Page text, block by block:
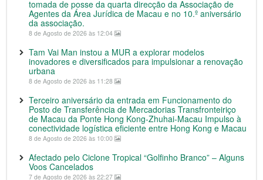
tomada de posse da quarta direcção da Associação de
Agentes da Área Jurídica de Macau e no 10.º aniversário
da associação.
8 de Agosto de 2026 às 12:04
Tam Vai Man instou a MUR a explorar modelos
inovadores e diversificados para impulsionar a renovação
urbana
8 de Agosto de 2026 às 11:28
Terceiro aniversário da entrada em Funcionamento do
Posto de Transferência de Mercadorias Transfronteiriço
de Macau da Ponte Hong Kong-Zhuhai-Macau Impulso à
conectividade logística eficiente entre Hong Kong e Macau
8 de Agosto de 2026 às 10:00
Afectado pelo Ciclone Tropical “Golfinho Branco” – Alguns
Voos Cancelados
7 de Agosto de 2026 às 22:27